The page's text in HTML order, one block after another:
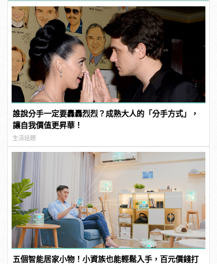
誰說分手一定要轟轟烈烈？成熟大人的「分手方式」，
讓自我價值更昇華！
生活話題
五個智能居家小物！小資族也能輕鬆入手，百元價錢打